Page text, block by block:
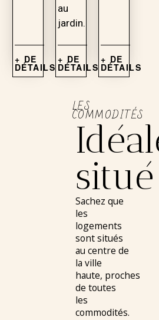
+ DE
DÉTAILS
au
jardin.
+ DE
DÉTAILS
+ DE
DÉTAILS
LES
COMMODITÉS
situé
Sachez que
les
logements
sont situés
au centre de
la ville
haute, proches
de toutes
les
commodités.